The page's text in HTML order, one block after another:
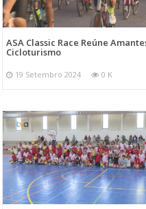
ASA Classic Race Reúne
Cicloturismo
19 Setembro 2024 0 K